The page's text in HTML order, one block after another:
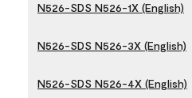
N526-SDS N526-1X (English)
N526-SDS N526-3X (English)
N526-SDS N526-4X (English)